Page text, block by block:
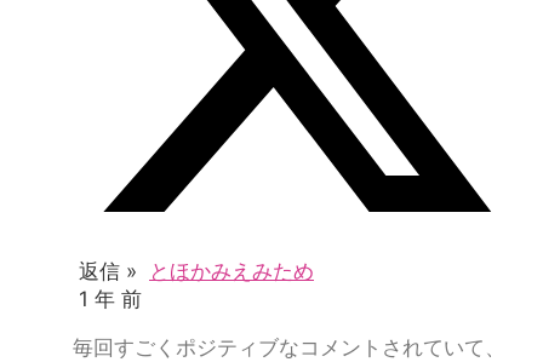
返信 »
とほかみえみため
1 年 前
毎回すごくポジティブなコメントされていて、